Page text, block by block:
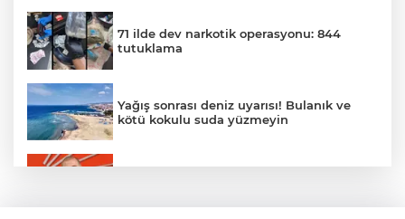
71 ilde dev narkotik operasyonu: 844
tutuklama
Yağış sonrası deniz uyarısı! Bulanık ve
kötü kokulu suda yüzmeyin